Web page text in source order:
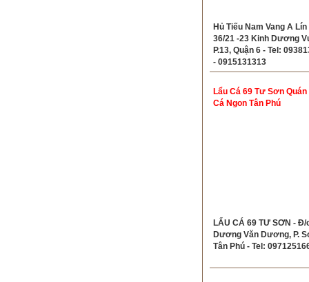
Hủ Tiếu Nam Vang A
36/21 -23 Kinh Dương
P.13, Quận 6 - Tel:
- 0915131313
Lẩu Cá 69 Tư Sơn Quán
Cá Ngon Tân Phú
LẨU CÁ 69 TƯ SƠN - Đ/
Dương Văn Dương, P.
Tân Phú - Tel: